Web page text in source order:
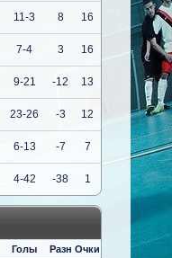
11-3 8 16
7-4 3 16
9-21 -12 13
23-26 -3 12
6-13 -7 7
4-42 -38 1
Голы Разн Очки